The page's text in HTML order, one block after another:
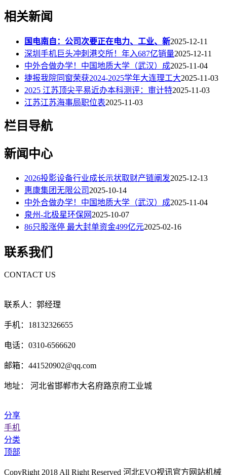
相关新闻
国电南自：公司次要正在电力、工业、新2025-12-11
深圳手机巨头冲刺港交所！年入687亿销量2025-12-11
中外合做办学！中国地质大学（武汉）成2025-11-04
捷报我院同窗荣获2024-2025学年大连理工大2025-11-03
2025 江苏顶尖平易近办本科测评：审计特2025-11-03
江苏江苏海事局职位表2025-11-03
栏目导航
新闻中心
2026投影设备行业成长示状取财产链阐发2025-12-13
惠康集团无限公司2025-10-14
中外合做办学！中国地质大学（武汉）成2025-11-04
泉州-北极星环保网2025-10-07
86只股涨停 最大封单资金499亿元2025-02-16
联系我们
CONTACT US
联系人：郭经理
手机：18132326655
电话：0310-6566620
邮箱：441520902@qq.com
地址： 河北省邯郸市大名府路京府工业城
分享
手机
分类
顶部
CopyRight 2018 All Right Reserved 河北EVO视讯官方网站机械